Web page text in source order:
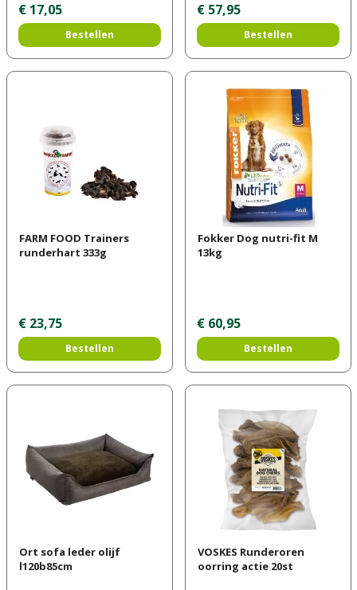
€ 17,05
Bestellen
€ 57,95
Bestellen
FARM FOOD Trainers
runderhart 333g
€ 23,75
Bestellen
Fokker Dog nutri-fit M
13kg
€ 60,95
Bestellen
Ort sofa leder olijf
l120b85cm
VOSKES Runderoren
oorring actie 20st